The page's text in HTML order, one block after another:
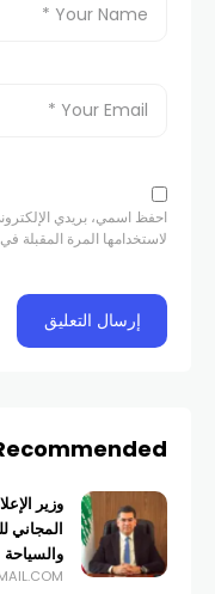
احفظ اسمي، بريدي
لاستخدامها المرة المقبلة
وزير
المجاني
والسياحة